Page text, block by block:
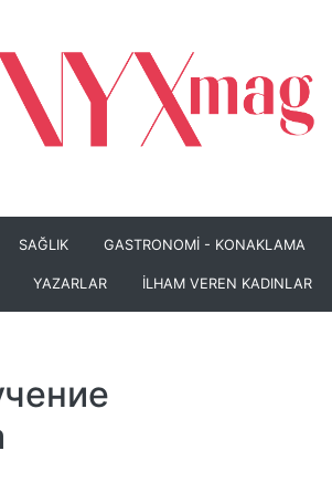
SAĞLIK GASTRONOMİ - KONAKLAMA
YAZARLAR İLHAM VEREN KADINLAR